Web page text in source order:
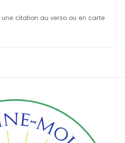
une citation au verso ou en carte